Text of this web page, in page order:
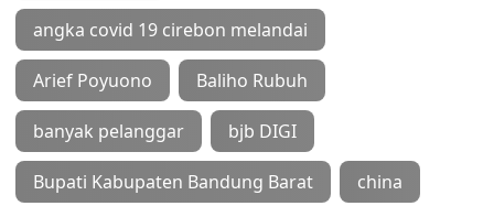
angka covid 19 cirebon melandai
Arief Poyuono Baliho Rubuh
banyak pelanggar bjb DIGI
Bupati Kabupaten Bandung Barat china